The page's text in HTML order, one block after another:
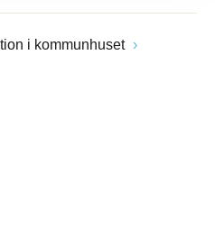
i kommunhuset